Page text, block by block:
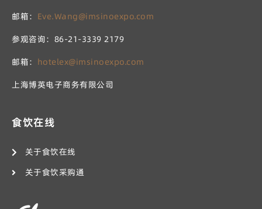
邮箱： Eve.Wang@imsinoexpo.com
参观咨询：86-21-3339 2179
邮箱： hotelex@imsinoexpo.com
上海博英电子商务有限公司
食饮在线
关于食饮在线
关于食饮采购通